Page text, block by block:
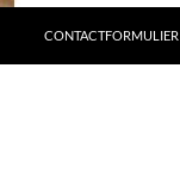
CONTACTFORMULIER